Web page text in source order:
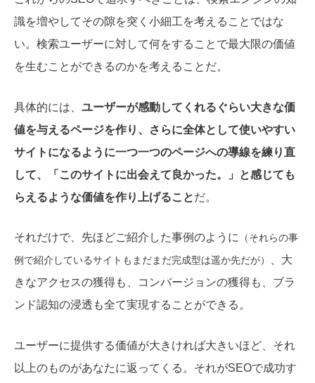
識を増やしてその隙を突く小細工を考えることではな
い。検索ユーザーに対して何をすることで最大限の価値
を生むことができるのかを考えることだ。
具体的には、 ユーザーが感動してくれるぐらい大きな価
値を与えるページを作り、さらに全体として使いやすい
サイトになるように一つ一つのページへの導線を練り直
して、「このサイトに出会えて良かった。」と感じても
らえるような価値を作り上げることだ。
それだけで、先ほどご紹介した事例のように
（それらの事
例で紹介しているサイトもまだまだ完成型は遥か先だが）
、大
きなアクセスの獲得も、コンバージョンの獲得も、ブラ
ンド認知の浸透も全て実現することができる。
ユーザーに提供する価値が大きければ大きいほど、それ
以上のものがあなたに返ってくる。それがSEOで成功す